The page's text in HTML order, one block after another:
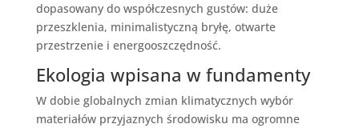
dopasowany do współczesnych gustów: duże
przeszklenia, minimalistyczną bryłę, otwarte
przestrzenie i energooszczędność.
Ekologia wpisana w fundamenty
W dobie globalnych zmian klimatycznych wybór
materiałów przyjaznych środowisku ma ogromne